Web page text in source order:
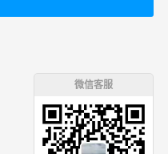
微信客服